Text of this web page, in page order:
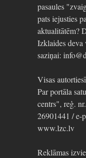
pasaules
pats iejusties
aktualitātēm?
Izklaides deva
saziņai:
Visas
Par portāla
centrs", reģ.
26901441 / e-
www.lzc.lv
Reklāmas